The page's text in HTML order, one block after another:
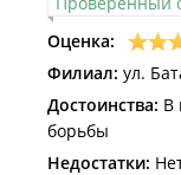
Оценка:
Филиал: ул.
Достоинства: В
борьбы
Недостатки: